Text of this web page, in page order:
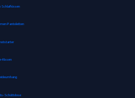
Schlafkissen
Pantoletten
Kissen
Schüttdose